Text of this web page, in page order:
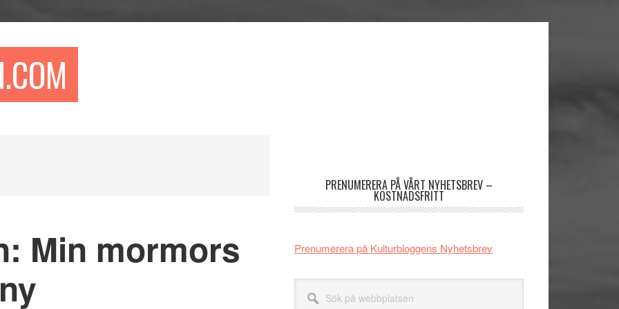
Min mormors
PRENUMERERA PÅ VÅRT NYHETSBREV –
KOSTNADSFRITT
Prenumerera på Kulturbloggens Nyhetsbrev